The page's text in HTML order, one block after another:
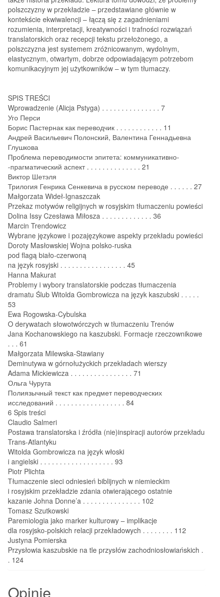
polszczyzny w przekładzie – przedstawiane głównie w
kontekście ekwiwalencji – łączą się z zagadnieniami
rozumienia, interpretacji, kreatywności i trafności rozwiązań
translatorskich oraz recepcji tekstu przełożonego, a
polszczyzna jest systemem zróżnicowanym, wydolnym,
elastycznym, otwartym, dobrze odpowiadającym potrzebom
komunikacyjnym jej użytkowników – w tym tłumaczy.
SPIS TREŚCI
Wprowadzenie (Alicja Pstyga) . . . . . . . . . . . . . . . 7
Уго Перси
Борис Пастернак как переводчик . . . . . . . . . . . . 11
Андрей Васильевич Полонский, Валентина Геннадьевна
Глушкова
Проблема переводимости эпитета: коммуникативно‑
-прагматический аспект . . . . . . . . . . . . . . 21
Виктор Шетэля
Трилогия Генрика Сенкевича в русском переводе . . . . . . 27
Małgorzata Wideł‑Ignaszczak
Przekaz motywów religijnych w rosyjskim tłumaczeniu powieści
Dolina Issy Czesława Miłosza . . . . . . . . . . . . . 36
Marcin Trendowicz
Wybrane językowe i pozajęzykowe aspekty przekładu powieści
Doroty Masłowskiej Wojna polsko‑ruska
pod flagą biało‑czerwoną
na język rosyjski . . . . . . . . . . . . . . . . . 45
Hanna Makurat
Problemy i wybory translatorskie podczas tłumaczenia
dramatu Ślub Witolda Gombrowicza na język kaszubski . . . . .
53
Ewa Rogowska‑Cybulska
O derywatach słowotwórczych w tłumaczeniu Trenów
Jana Kochanowskiego na kaszubski. Formacje rzeczownikowe
. . . 61
Małgorzata Milewska‑Stawiany
Deminutywa w górnołużyckich przekładach wierszy
Adama Mickiewicza . . . . . . . . . . . . . . . . 71
Ольга Чурута
Полиязычный текст как предмет переводческих
исследований . . . . . . . . . . . . . . . . . . 84
6 Spis treści
Claudio Salmeri
Postawa translatorska i źródła (nie)inspiracji autorów przekładu
Trans‑Atlantyku
Witolda Gombrowicza na język włoski
i angielski . . . . . . . . . . . . . . . . . . . 93
Piotr Plichta
Tłumaczenie sieci odniesień biblijnych w niemieckim
i rosyjskim przekładzie zdania otwierającego ostatnie
kazanie Johna Donne’a . . . . . . . . . . . . . . . 102
Tomasz Szutkowski
Paremiologia jako marker kulturowy – implikacje
dla rosyjsko‑polskich relacji przekładowych . . . . . . . . 112
Justyna Pomierska
Przysłowia kaszubskie na tle przysłów zachodniosłowiańskich .
. 124
Opinie